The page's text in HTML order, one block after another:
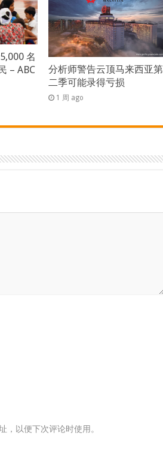
名
– ABC
分析师警告云顶马来西亚第
二季可能录得亏损
1 周 ago
，以便下次评论时使用。